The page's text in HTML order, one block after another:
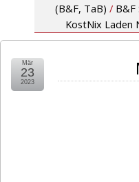
(B&F, TaB) / B&F
KostNix Laden
Mär
23
2023